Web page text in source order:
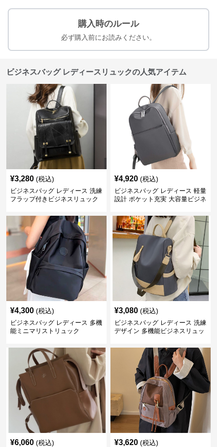
購入時のルール
必ず購入前にお読みください。
ビジネスバッグ レディースリュックの人気アイテム
¥3,280 (税込)
ビジネスバッグ レディース 洗練
フラップ付きビジネスリュック
¥4,920 (税込)
ビジネスバッグ レディース 軽量
設計 ポケット充実 大容量ビジネ
¥4,300 (税込)
ビジネスバッグ レディース 多機
能ミニマリストリュック
¥3,080 (税込)
ビジネスバッグ レディース 洗練
デザイン 多機能ビジネスリュッ
¥6,060 (税込) ¥3,620 (税込)